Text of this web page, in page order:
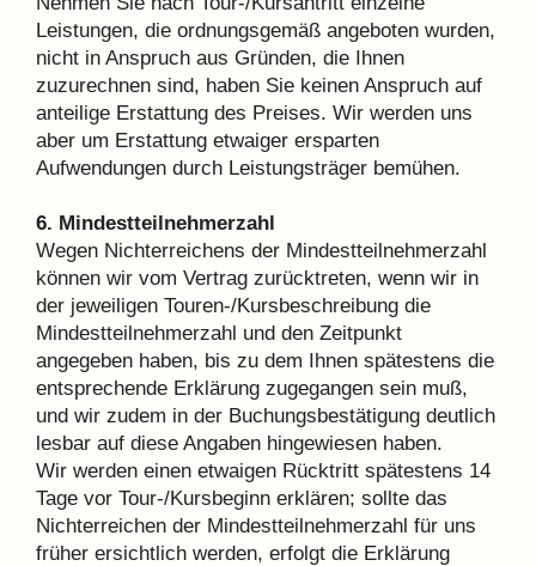
Leistungen, die ordnungsgemäß angeboten wurden,
nicht in Anspruch aus Gründen, die Ihnen
zuzurechnen sind, haben Sie keinen Anspruch auf
anteilige Erstattung des Preises. Wir werden uns
aber um Erstattung etwaiger ersparten
Aufwendungen durch Leistungsträger bemühen.
6. Mindestteilnehmerzahl
Wegen Nichterreichens der Mindestteilnehmerzahl
können wir vom Vertrag zurücktreten, wenn wir in
der jeweiligen Touren-/Kursbeschreibung die
Mindestteilnehmerzahl und den Zeitpunkt
angegeben haben, bis zu dem Ihnen spätestens die
entsprechende Erklärung zugegangen sein muß,
und wir zudem in der Buchungsbestätigung deutlich
lesbar auf diese Angaben hingewiesen haben.
Wir werden einen etwaigen Rücktritt spätestens 14
Tage vor Tour-/Kursbeginn erklären; sollte das
Nichterreichen der Mindestteilnehmerzahl für uns
früher ersichtlich werden, erfolgt die Erklärung